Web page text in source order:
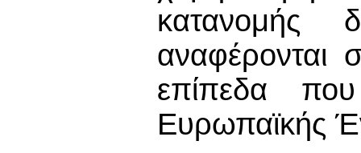
κατανομής
επίπεδα
Ευρωπαϊκής